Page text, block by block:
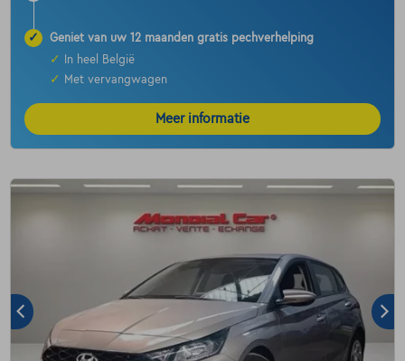
✓
Geniet van uw 12 maanden gratis pechverhelping
✓
In heel België
✓
Met vervangwagen
Meer informatie